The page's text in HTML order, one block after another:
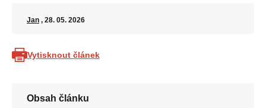
Jan , 28. 05. 2026
Vytisknout článek
Obsah článku